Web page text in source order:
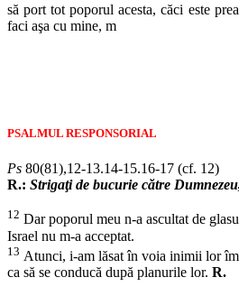
să port tot poporul acesta, căci este
faci aşa cu mine, m
PSALMUL RESPONSORIAL
Ps 80(81),12-13.14-15.16-17 (cf. 12)
R.: Strigaţi de bucurie către
12 Dar poporul meu n-a ascultat de
Israel nu m-a acceptat.
13 Atunci, i-am lăsat în voia inimii lor
ca să se conducă după planurile lor. R.